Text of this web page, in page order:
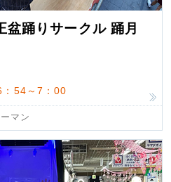
踊りサークル 踊月
：54～7：00
マン